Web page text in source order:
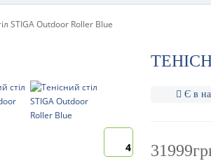
STIGA Outdoor Roller Blue
4
Є в